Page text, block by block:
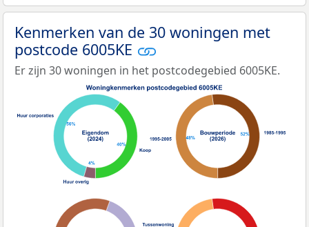
Kenmerken van de 30 woningen met
postcode 6005KE
Er zijn 30 woningen in het postcodegebied 6005KE.